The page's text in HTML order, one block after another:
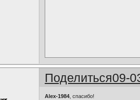
Поделиться09-
Alex-1984 , спасибо!